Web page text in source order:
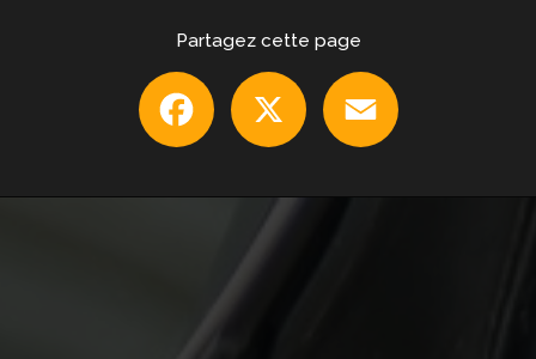
Partagez cette page
Facebook